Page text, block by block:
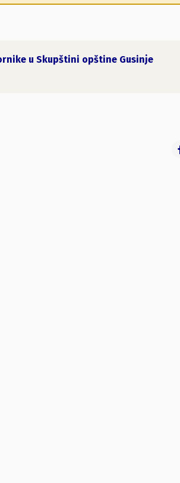
u Skupštini opštine Gusinje
radnji